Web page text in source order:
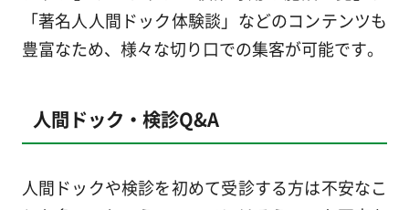
「著名人人間ドック体験談」などのコンテンツも
豊富なため、様々な切り口での集客が可能です。
人間ドック・検診Q&A
人間ドックや検診を初めて受診する方は不安なこ